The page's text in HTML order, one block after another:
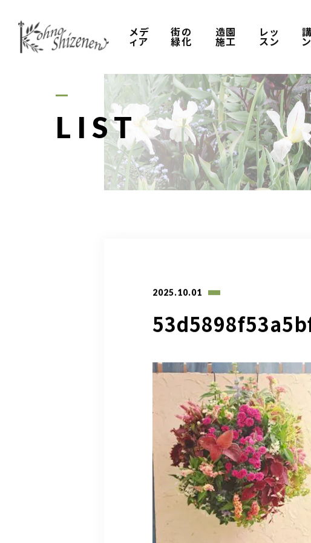
メデ
ィア
街の
緑化
造園
施工
レッ
スン
LIST
2025.10.01